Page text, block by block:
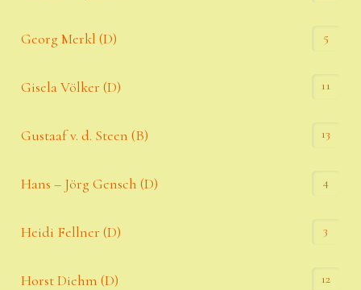
Georg Merkl (D) 5
Gisela Völker (D) 11
Gustaaf v. d. Steen (B) 13
Hans – Jörg Gensch (D) 4
Heidi Fellner (D) 3
Horst Diehm (D) 12